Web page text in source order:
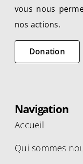
vous nous
nos actions.
Donation
Navigation
Accueil
Qui sommes